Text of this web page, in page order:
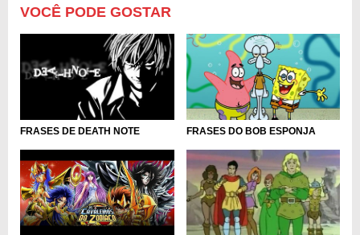
VOCÊ PODE GOSTAR
FRASES DE DEATH NOTE FRASES DO BOB ESPONJA